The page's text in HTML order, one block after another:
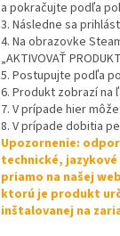
a pokračujte podľa
3. Následne sa
4. Na obrazovke
„AKTIVOVAŤ
5. Postupujte podľa
6. Produkt zobrazí na
7. V prípade hier
8. V prípade dobitia
Upozornenie:
technické,
priamo na našej
ktorú je produkt
inštalovanej na